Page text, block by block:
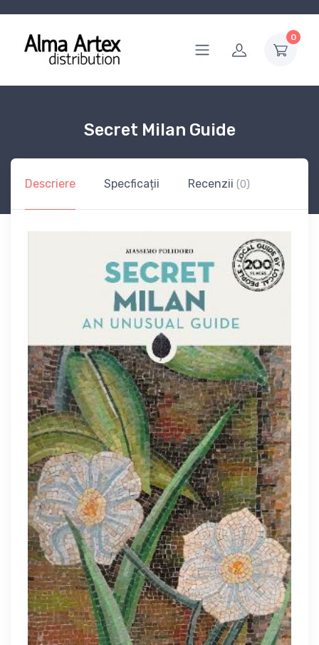
0
Secret Milan Guide
Descriere Specficații Recenzii (0)